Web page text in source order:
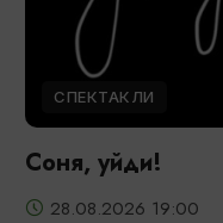
СПЕКТАКЛИ
Соня, уйди!
28.08.2026 19:00